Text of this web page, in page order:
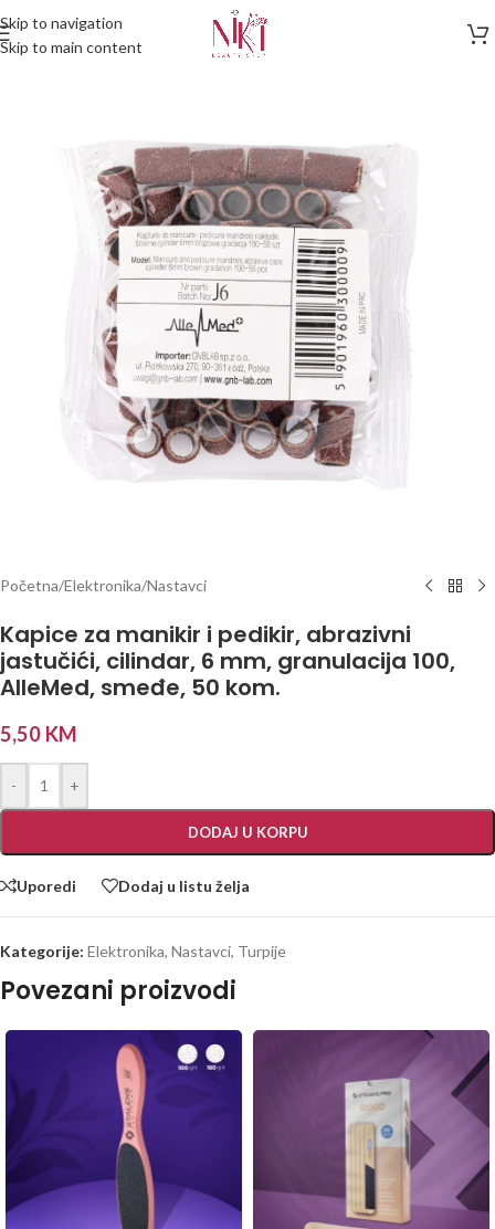
Skip to navigation
Skip to main content
Početna/Elektronika/Nastavci
Kapice za manikir i pedikir, abrazivni
jastučići, cilindar, 6 mm, granulacija 100,
AlleMed, smeđe, 50 kom.
5,50 KM
- +
DODAJ U KORPU
Uporedi Dodaj u listu želja
Kategorije: Elektronika, Nastavci, Turpije
Povezani proizvodi